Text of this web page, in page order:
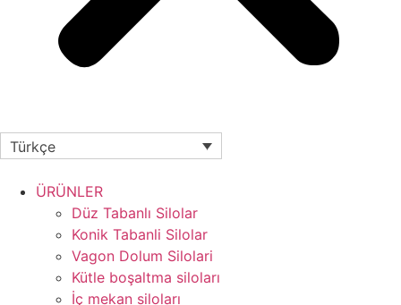
Türkçe
ÜRÜNLER
Düz Tabanlı Silolar
Konik Tabanli Silolar
Vagon Dolum Silolari
Kütle boşaltma siloları
İç mekan siloları